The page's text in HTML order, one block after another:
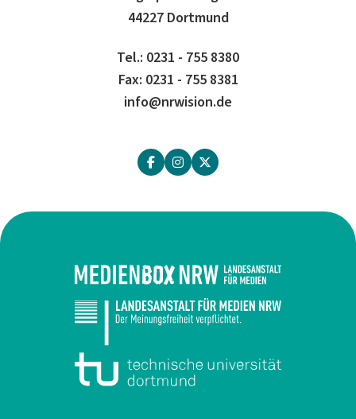
44227 Dortmund
Tel.: 0231 - 755 8380
Fax: 0231 - 755 8381
info@nrwision.de